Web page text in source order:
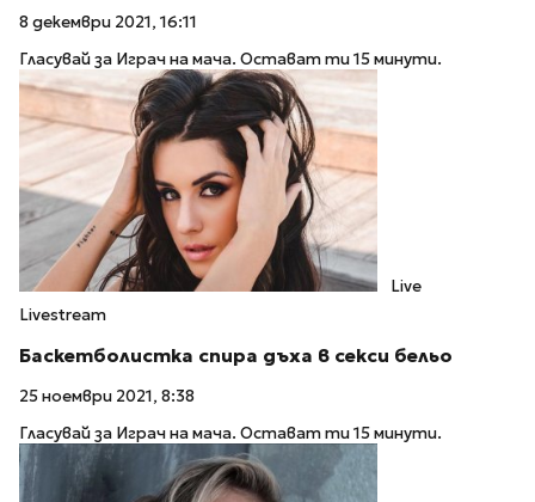
8 декември 2021, 16:11
Гласувай за Играч на мача. Остават ти 15 минути.
Live
Livestream
Баскетболистка спира дъха в секси бельо
25 ноември 2021, 8:38
Гласувай за Играч на мача. Остават ти 15 минути.